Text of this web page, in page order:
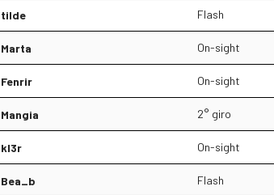
tilde Flash
Marta On-sight
Fenrir On-sight
Mangia 2° giro
kl3r On-sight
Bea_b Flash